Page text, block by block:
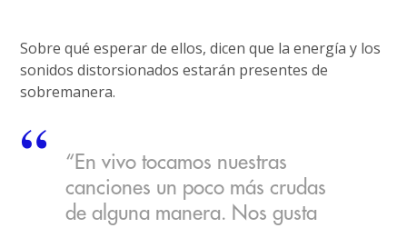
Sobre qué esperar de ellos, dicen que la energía y los
sonidos distorsionados estarán presentes de
sobremanera.
“En vivo tocamos nuestras
canciones un poco más crudas
de alguna manera. Nos gusta